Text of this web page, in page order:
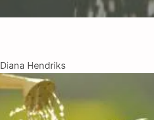
Diana Hendriks